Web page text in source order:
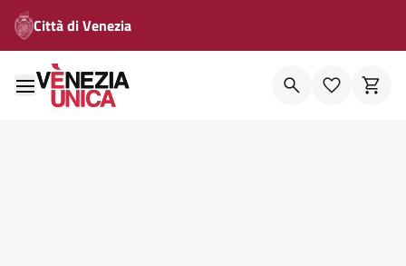
Città di Venezia